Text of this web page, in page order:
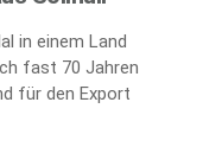
in einem Land
fast 70 Jahren
für den Export